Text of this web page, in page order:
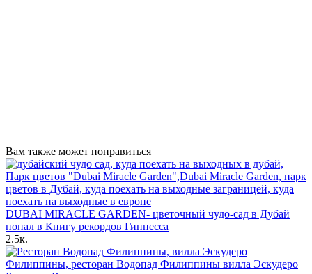
Вам также может понравиться
DUBAI MIRACLE GARDEN- цветочный чудо-сад в Дубай
попал в Книгу рекордов Гиннесса
2.5к.